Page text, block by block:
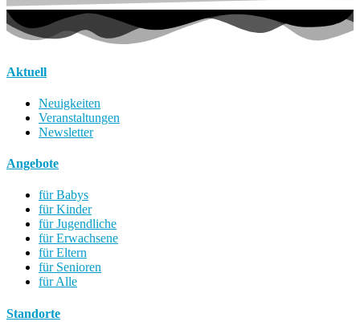
Aktuell
Neuigkeiten
Veranstaltungen
Newsletter
Angebote
für Babys
für Kinder
für Jugendliche
für Erwachsene
für Eltern
für Senioren
für Alle
Standorte